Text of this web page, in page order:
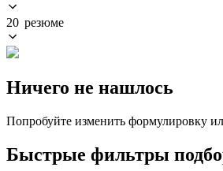
20 резюме
Ничего не нашлось
Попробуйте изменить формулировку
Быстрые фильтры